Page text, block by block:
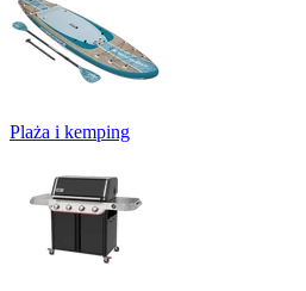
Plaża i kemping